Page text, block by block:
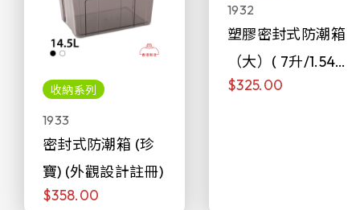
收納系列
1933
密封式防潮箱 (珍
寶) (外觀設計註冊)
$358.00
1932
塑膠密封式防潮箱
（大）( 7升/1.54加
侖)
$325.00